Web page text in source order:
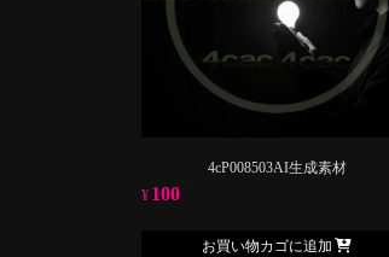
4cP008503AI生成素材
¥ 100
お買い物カゴに追加